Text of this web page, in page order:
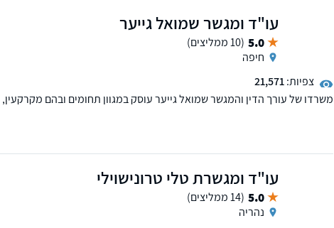
עו"ד ומגשר שמואל גייער
5.0 (10 ממליצים)
חיפה
צפיות:21,571
משרדו של עורך הדין והמגשר שמואל גייער עוסק במגוון תחומים ובהם מקרקעין,
ממוקמים בחיפה ובקריית טבעון.
עו"ד ומגשרת טלי טרונישוילי
5.0 (14 ממליצים)
נהריה